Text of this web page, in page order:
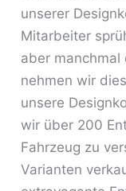
unserer
Mitarbeiter
aber manchmal
nehmen wir
unsere
wir über 200
Fahrzeug zu
Varianten